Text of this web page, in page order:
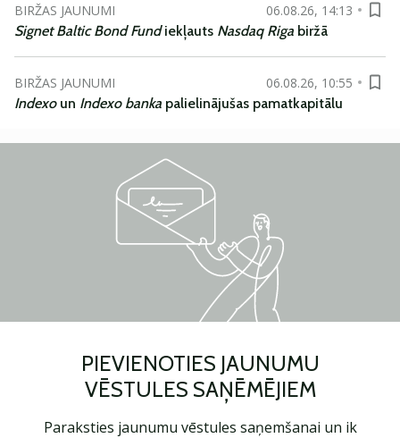
BIRŽAS JAUNUMI
06.08.26, 14:13
Signet Baltic Bond Fundiekļauts Nasdaq Riga biržā
BIRŽAS JAUNUMI
06.08.26, 10:55
Indexoun Indexo banka palielinājušas pamatkapitālu
PIEVIENOTIES JAUNUMU
VĒSTULES SAŅĒMĒJIEM
Paraksties jaunumu vēstules saņemšanai un ik